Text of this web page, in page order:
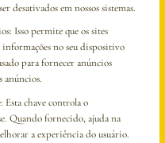
desativados em nossos sistemas.
: Isso permite que os sites
informações no seu dispositivo
para fornecer anúncios
anúncios.
: Esta chave controla o
Quando fornecido, ajuda na
a experiência do usuário.